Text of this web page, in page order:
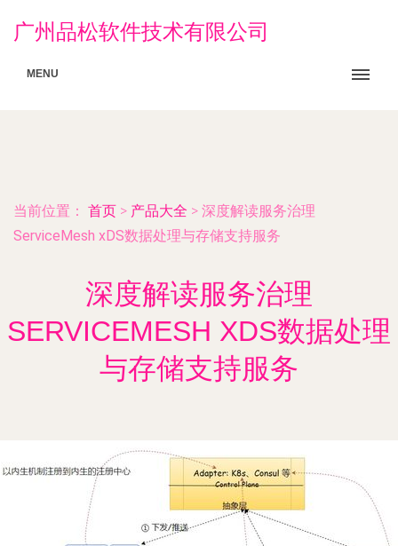
广州品松软件技术有限公司
MENU
当前位置： 首页 > 产品大全 > 深度解读服务治理
ServiceMesh xDS数据处理与存储支持服务
深度解读服务治理
SERVICEMESH XDS数据处理
与存储支持服务